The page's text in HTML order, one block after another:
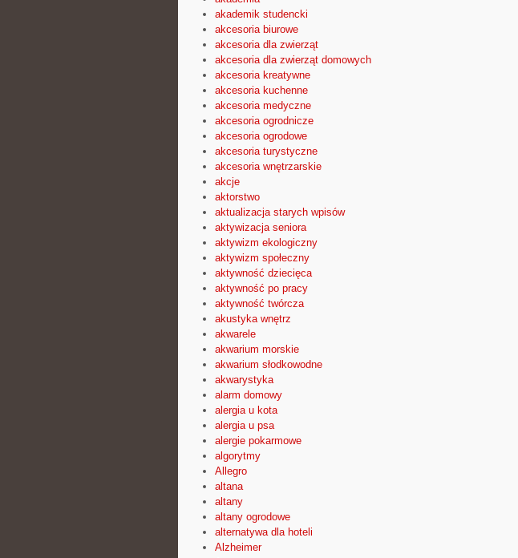
akademik studencki
akcesoria biurowe
akcesoria dla zwierząt
akcesoria dla zwierząt domowych
akcesoria kreatywne
akcesoria kuchenne
akcesoria medyczne
akcesoria ogrodnicze
akcesoria ogrodowe
akcesoria turystyczne
akcesoria wnętrzarskie
akcje
aktorstwo
aktualizacja starych wpisów
aktywizacja seniora
aktywizm ekologiczny
aktywizm społeczny
aktywność dziecięca
aktywność po pracy
aktywność twórcza
akustyka wnętrz
akwarele
akwarium morskie
akwarium słodkowodne
akwarystyka
alarm domowy
alergia u kota
alergia u psa
alergie pokarmowe
algorytmy
Allegro
altana
altany
altany ogrodowe
alternatywa dla hoteli
Alzheimer